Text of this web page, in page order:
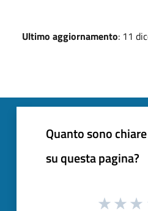
Ultimo aggiornamento: 11
Quanto sono
su questa pagina?